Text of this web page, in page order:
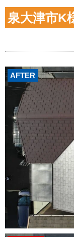
泉大津市K
AFTER